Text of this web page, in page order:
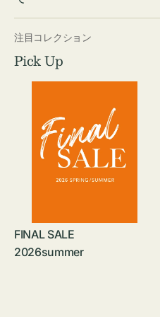
注目コレクション
Pick Up
FINAL SALE
2026summer